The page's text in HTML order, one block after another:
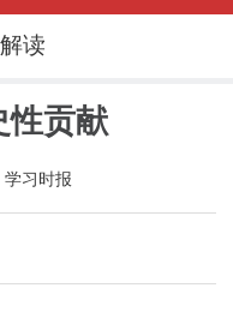
读
性贡献
学习时报